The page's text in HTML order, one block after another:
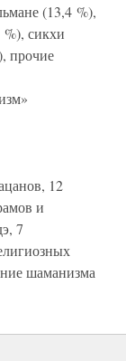
(13,4 %),
%), сикхи
прочие
12
и
7
шаманизма